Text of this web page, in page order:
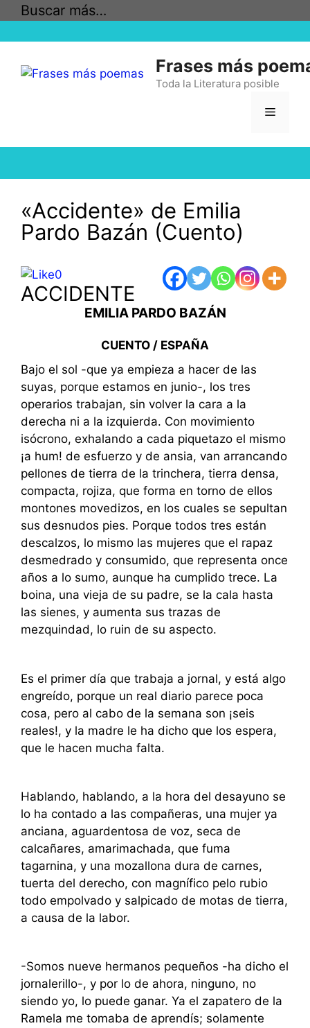
Saltar
al
contenido
Buscar más…
Frases más
Toda la Literatura posible
Menú
«Accidente» de Emilia
Pardo Bazán (Cuento)
0
ACCIDENTE
EMILIA PARDO BAZÁN
CUENTO / ESPAÑA
Bajo el sol -que ya empieza a hacer de las
suyas, porque estamos en junio-, los tres
operarios trabajan, sin volver la cara a la
derecha ni a la izquierda. Con movimiento
isócrono, exhalando a cada piquetazo el mismo
¡a hum! de esfuerzo y de ansia, van arrancando
pellones de tierra de la trinchera, tierra densa,
compacta, rojiza, que forma en torno de ellos
montones movedizos, en los cuales se sepultan
sus desnudos pies. Porque todos tres están
descalzos, lo mismo las mujeres que el rapaz
desmedrado y consumido, que representa once
años a lo sumo, aunque ha cumplido trece. La
boina, una vieja de su padre, se la cala hasta
las sienes, y aumenta sus trazas de
mezquindad, lo ruin de su aspecto.
Es el primer día que trabaja a jornal, y está algo
engreído, porque un real diario parece poca
cosa, pero al cabo de la semana son ¡seis
reales!, y la madre le ha dicho que los espera,
que le hacen mucha falta.
Hablando, hablando, a la hora del desayuno se
lo ha contado a las compañeras, una mujer ya
anciana, aguardentosa de voz, seca de
calcañares, amarimachada, que fuma
tagarnina, y una mozallona dura de carnes,
tuerta del derecho, con magnífico pelo rubio
todo empolvado y salpicado de motas de tierra,
a causa de la labor.
-Somos nueve hermanos pequeños -ha dicho el
jornalerillo-, y por lo de ahora, ninguno, no
siendo yo, lo puede ganar. Ya el zapatero de la
Ramela me tomaba de aprendís; solamente